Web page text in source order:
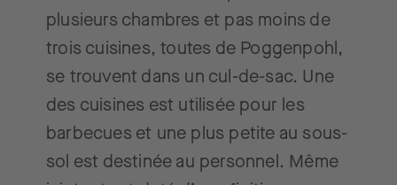
plusieurs chambres et pas moins de
trois cuisines, toutes de Poggenpohl,
se trouvent dans un cul-de-sac. Une
des cuisines est utilisée pour les
barbecues et une plus petite au sous-
sol est destinée au personnel. Même